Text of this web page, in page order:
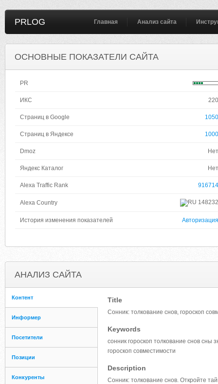
PRLOG Главная Анализ сайта
ОСНОВНЫЕ ПОКАЗАТЕЛИ САЙТА
PR
ИКС 220
Страниц в Google 1050
Страниц в Яндексе 1000
Dmoz Нет
Яндекс Каталог Нет
Alexa Traffic Rank 916714
Alexa Country 148232
История изменения показателей Авторизация
АНАЛИЗ САЙТА
Контент
Информер
Посетители
Позиции
Конкуренты
Title
Сонник: толкование снов, гороскоп
Keywords
сонник гороскоп толкование снов
гороскоп совместимости
Description
Сонник: толкование снов. Откройте